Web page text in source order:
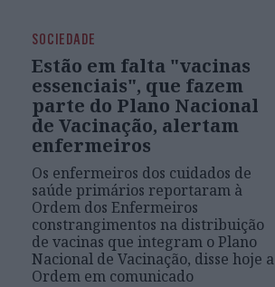
SOCIEDADE
Estão em falta "vacinas
essenciais", que fazem
parte do Plano Nacional
de Vacinação, alertam
enfermeiros
Os enfermeiros dos cuidados de
saúde primários reportaram à
Ordem dos Enfermeiros
constrangimentos na distribuição
de vacinas que integram o Plano
Nacional de Vacinação, disse hoje a
Ordem em comunicado